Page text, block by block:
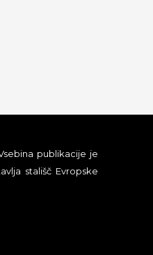
publikacije je
stališč Evropske